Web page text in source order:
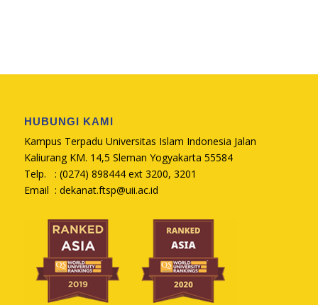
HUBUNGI KAMI
Kampus Terpadu Universitas Islam Indonesia Jalan
Kaliurang KM. 14,5 Sleman Yogyakarta 55584
Telp. : (0274) 898444 ext 3200, 3201
Email : dekanat.ftsp@uii.ac.id